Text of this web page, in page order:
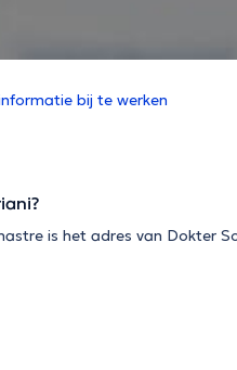
bij te werken
is het adres van Dokter